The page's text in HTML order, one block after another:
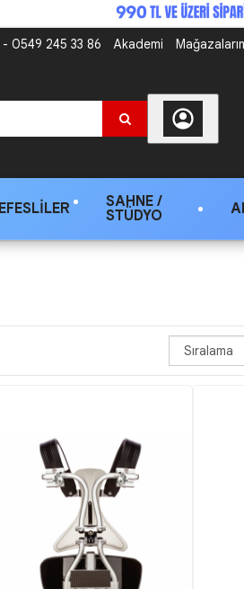
0549 245 33 86 Akademi
SAHNE /
STÜDYO